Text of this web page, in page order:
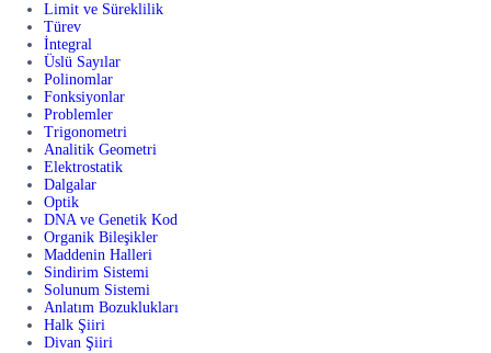
Limit ve Süreklilik
Türev
İntegral
Üslü Sayılar
Polinomlar
Fonksiyonlar
Problemler
Trigonometri
Analitik Geometri
Elektrostatik
Dalgalar
Optik
DNA ve Genetik Kod
Organik Bileşikler
Maddenin Halleri
Sindirim Sistemi
Solunum Sistemi
Anlatım Bozuklukları
Halk Şiiri
Divan Şiiri